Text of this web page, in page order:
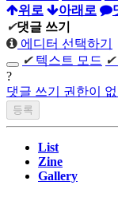
위로
아래로
✔댓글 쓰기
에디터 선택하기
✔ 텍스트 모드 ✔
?
댓글 쓰기 권한이
List
Zine
Gallery